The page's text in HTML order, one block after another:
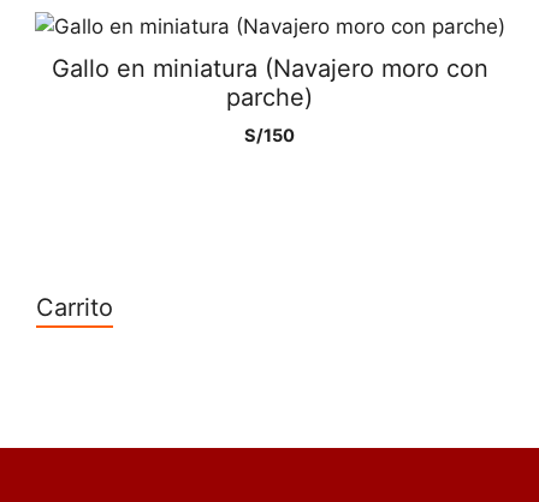
Gallo en miniatura (Navajero moro con
parche)
S/150
Carrito